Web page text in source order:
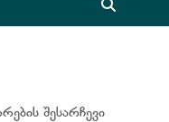
შესარჩევი